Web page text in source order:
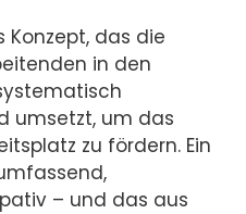
Konzept, das die
in den
umsetzt, um das
zu fördern. Ein
– und das aus